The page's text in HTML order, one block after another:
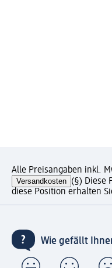
Alle Preisangaben inkl.
Versandkosten (§) Diese
diese Position erhalten
Wie gefällt